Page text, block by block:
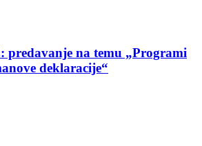
predavanje na temu „Programi
deklaracije“